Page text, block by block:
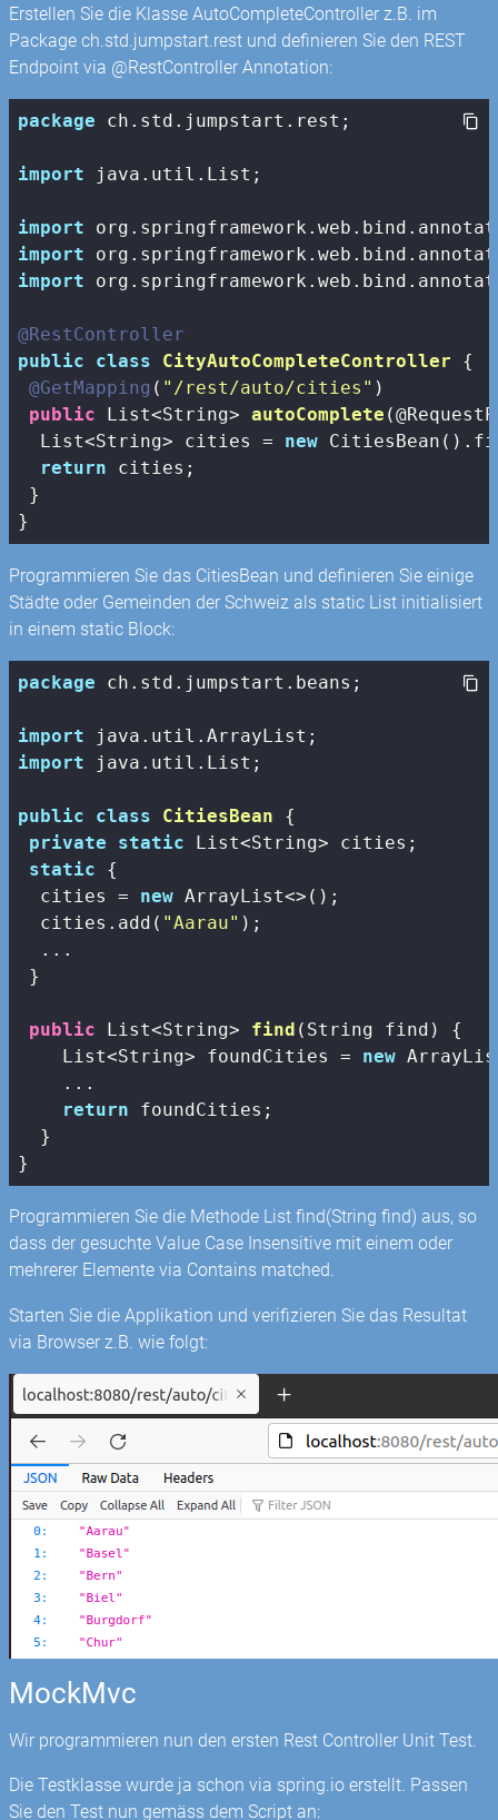
Erstellen Sie die Klasse AutoCompleteController z.B. im
Package ch.std.jumpstart.rest und definieren Sie den REST
Endpoint via @RestController Annotation:
package ch.std.jumpstart.rest;
import java.util.List;
import
import
import
@RestController
public
class CityAutoCompleteController
{
@GetMapping ( "/rest/auto/cities" )
public List<String> autoComplete
  List<String> cities =
new
return cities;
}
}
Programmieren Sie das CitiesBean und definieren Sie einige
Städte oder Gemeinden der Schweiz als static List initialisiert
in einem static Block:
package ch.std.jumpstart.beans;
import
import java.util.List;
public class CitiesBean
{
private
static List<String> cities;
static {
  cities =
new ArrayList<>();
  cities.add(
"Aarau" );
  ...
}
public List<String> find (String find)
{
    List<String> foundCities =
new
    ...
return foundCities;
  }
}
Programmieren Sie die Methode List find(String find) aus, so
dass der gesuchte Value Case Insensitive mit einem oder
mehrerer Elemente via Contains matched.
Starten Sie die Applikation und verifizieren Sie das Resultat
via Browser z.B. wie folgt:
MockMvc
Wir programmieren nun den ersten Rest Controller Unit Test.
Die Testklasse wurde ja schon via spring.io erstellt. Passen
Sie den Test nun gemäss dem Script an: